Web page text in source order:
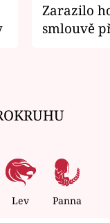
Zarazilo
smlouvě
Lev Panna